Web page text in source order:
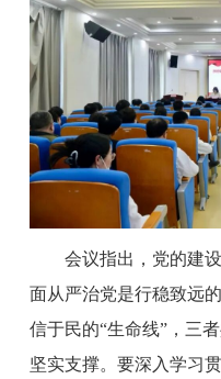
会议指出，党的建
面从严治党是行稳致远
信于民的“生命线”，三
坚实支撑。要深入学习